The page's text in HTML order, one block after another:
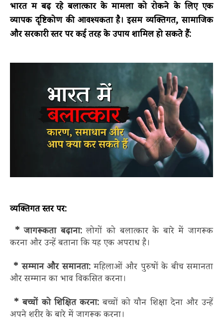
भारत में बढ़ रहे बलात्कार के मामलों को रोकने के लिए एक
व्यापक दृष्टिकोण की आवश्यकता है। इसमें व्यक्तिगत, सामाजिक
और सरकारी स्तर पर कई तरह के उपाय शामिल हो सकते हैं:
व्यक्तिगत स्तर पर:
* जागरूकता बढ़ाना:लोगों को बलात्कार के बारे में जागरूक
करना और उन्हें बताना कि यह एक अपराध है।
* सम्मान और समानता:महिलाओं और पुरुषों के बीच समानता
और सम्मान का भाव विकसित करना।
* बच्चों को शिक्षित करना:बच्चों को यौन शिक्षा देना और उन्हें
अपने शरीर के बारे में जागरूक करना।